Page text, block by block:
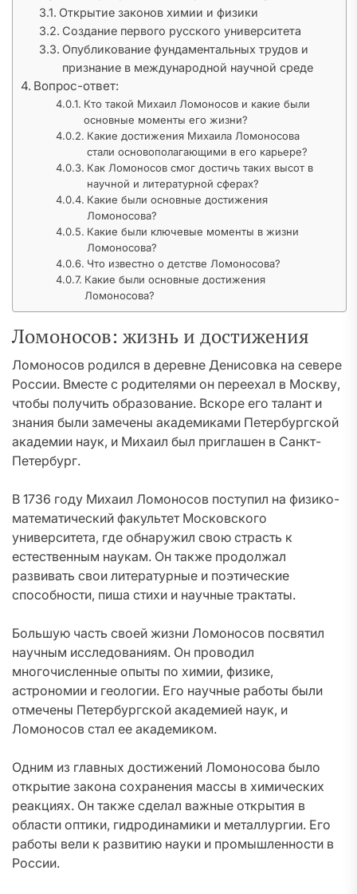
Открытие законов химии и физики
Создание первого русского университета
Опубликование фундаментальных трудов и
признание в международной научной среде
Вопрос-ответ:
Кто такой Михаил Ломоносов и какие были
основные моменты его жизни?
Какие достижения Михаила Ломоносова
стали основополагающими в его карьере?
Как Ломоносов смог достичь таких высот в
научной и литературной сферах?
Какие были основные достижения
Ломоносова?
Какие были ключевые моменты в жизни
Ломоносова?
Что известно о детстве Ломоносова?
Какие были основные достижения
Ломоносова?
Ломоносов: жизнь и достижения
Ломоносов родился в деревне Денисовка на севере
России. Вместе с родителями он переехал в Москву,
чтобы получить образование. Вскоре его талант и
знания были замечены академиками Петербургской
академии наук, и Михаил был приглашен в Санкт-
Петербург.
В 1736 году Михаил Ломоносов поступил на физико-
математический факультет Московского
университета, где обнаружил свою страсть к
естественным наукам. Он также продолжал
развивать свои литературные и поэтические
способности, пиша стихи и научные трактаты.
Большую часть своей жизни Ломоносов посвятил
научным исследованиям. Он проводил
многочисленные опыты по химии, физике,
астрономии и геологии. Его научные работы были
отмечены Петербургской академией наук, и
Ломоносов стал ее академиком.
Одним из главных достижений Ломоносова было
открытие закона сохранения массы в химических
реакциях. Он также сделал важные открытия в
области оптики, гидродинамики и металлургии. Его
работы вели к развитию науки и промышленности в
России.